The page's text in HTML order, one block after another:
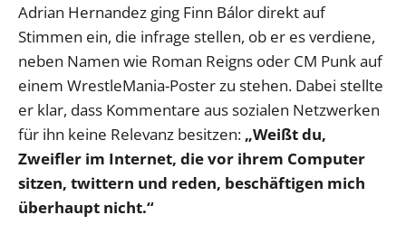
Adrian Hernandez ging Finn Bálor direkt auf
Stimmen ein, die infrage stellen, ob er es verdiene,
neben Namen wie Roman Reigns oder CM Punk auf
einem WrestleMania-Poster zu stehen. Dabei stellte
er klar, dass Kommentare aus sozialen Netzwerken
für ihn keine Relevanz besitzen: „Weißt du,
Zweifler im Internet, die vor ihrem Computer
sitzen, twittern und reden, beschäftigen mich
überhaupt nicht.“